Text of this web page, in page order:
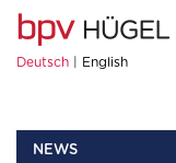
Deutsch English
NEWS